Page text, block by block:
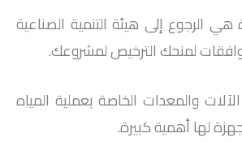
الرجوع إلى هيئة التنمية الصناعية
لمنحك الترخيص لمشروعك.
والمعدات الخاصة بعملية المياه
لها أهمية كبيرة.